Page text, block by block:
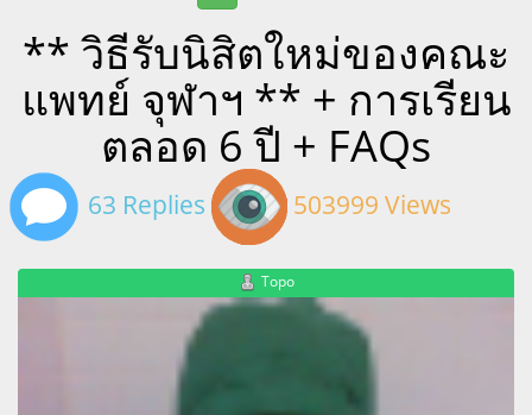
** วิธีรับนิสิตใหม่ของคณะ
แพทย์ จุฬาฯ ** + การเรียน
ตลอด 6 ปี + FAQs
63 Replies 503999 Views
Topo